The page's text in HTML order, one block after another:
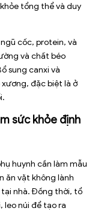
tổng thể và duy
cốc, protein, và
và chất béo
sung canxi và
đặc biệt là ở
sức khỏe định
huynh cần làm mẫu
ăn vặt không lành
nhà. Đồng thời, tổ
leo núi để tạo ra